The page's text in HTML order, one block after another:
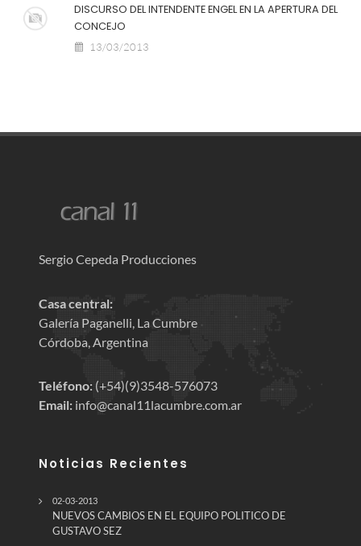
DISCURSO DEL INTENDENTE ENGEL EN LA APERTURA DEL
CONCEJO
13/03/2013
Sergio Cepeda Producciones
Casa central:
Galería Paganelli, La Cumbre
Córdoba, Argentina
Teléfono: (+54)(9)3548-576073
Email: info@canal11lacumbre.com.ar
Noticias Recientes
02-03-2013
NUEVOS CAMBIOS EN EL EQUIPO POLITICO DE
GUSTAVO SEZ